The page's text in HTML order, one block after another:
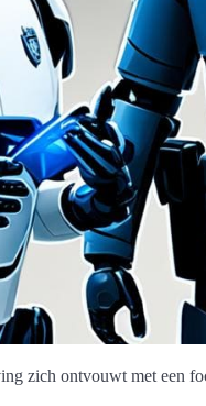
zich ontvouwt met een